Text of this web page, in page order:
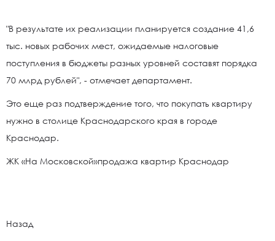
"В результате их реализации планируется создание 41,6
тыс. новых рабочих мест, ожидаемые налоговые
поступления в бюджеты разных уровней составят порядка
70 млрд рублей", - отмечает департамент.
Это еще раз подтверждение того, что покупать квартиру
нужно в столице Краснодарского края в городе
Краснодар.
ЖК «На Московской»продажа квартир Краснодар
Назад